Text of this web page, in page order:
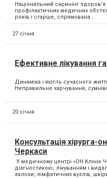
Національний скринінг
профілактичних медичних
років і старше, спрямована...
27 січня
Ефективне лікування
Динаміка і якість сучасного
Неправильне харчування,
20 січня
Консультація хірурга-
Черкаси
У медичному центрі «ОН Клінік
діагностикою, лікуванням і
залози, лімфатичних вузлів, шкіри